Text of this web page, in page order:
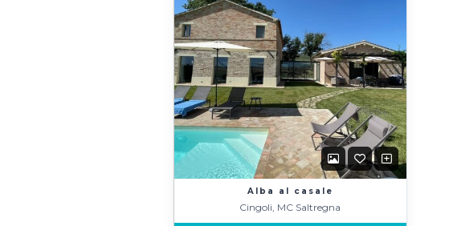
Alba al casale
Cingoli, MC Saltregna